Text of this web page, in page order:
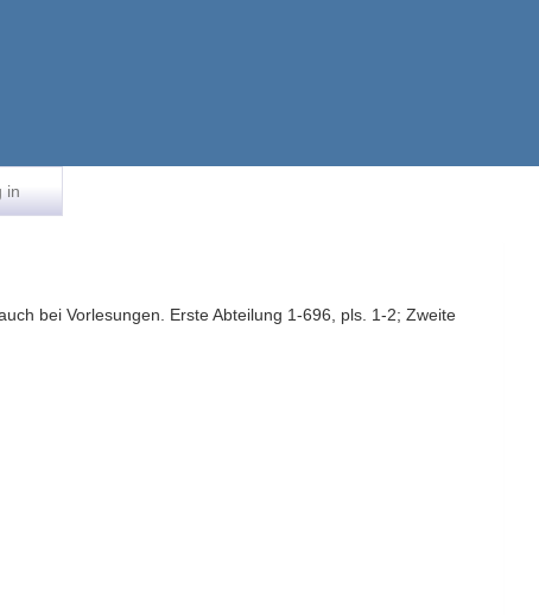
in
bei Vorlesungen. Erste Abteilung 1-696, pls. 1-2; Zweite